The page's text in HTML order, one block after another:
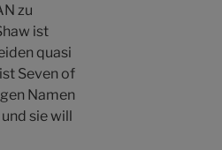
zu
ist
quasi
Seven of
Namen
sie will